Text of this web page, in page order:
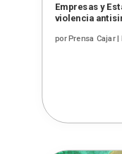
Empresas y
violencia
porPrensa Cajar|